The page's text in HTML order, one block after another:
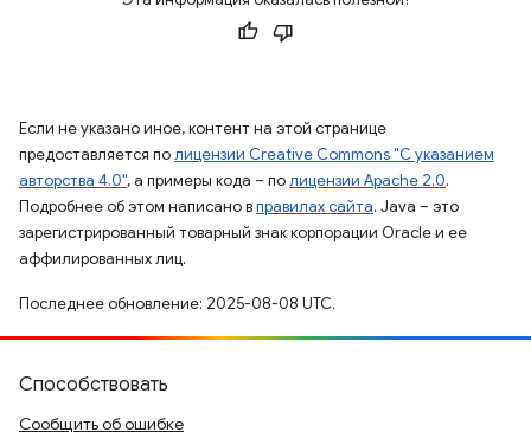
Если не указано иное, контент на этой странице
предоставляется полицензии Creative Commons "С указанием
авторства 4.0", а примеры кода – полицензии Apache 2.0.
Подробнее об этом написано вправилах сайта. Java – это
зарегистрированный товарный знак корпорации Oracle и ее
аффилированных лиц.
Последнее обновление: 2025-08-08 UTC.
Способствовать
Сообщить об ошибке